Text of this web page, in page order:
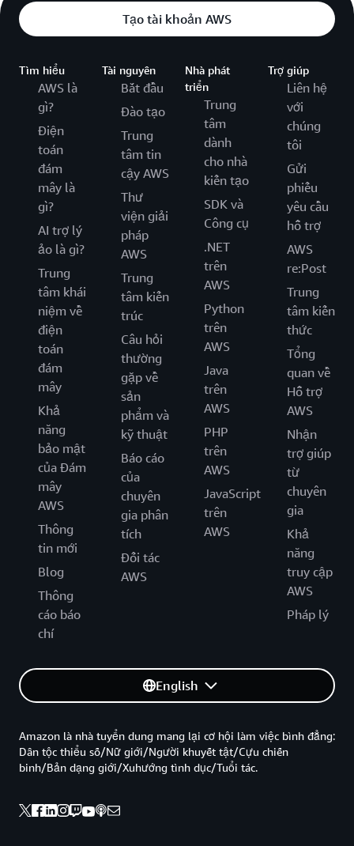
Tạo tài khoản AWS
Tìm hiểu
AWS là
gì?
Điện
toán
đám
mây là
gì?
AI trợ lý
ảo là gì?
Trung
tâm khái
niệm về
điện
toán
đám
mây
Khả
năng
bảo mật
của Đám
mây
AWS
Thông
tin mới
Blog
Thông
cáo báo
chí
Tài nguyên
Bắt đầu
Đào tạo
Trung
tâm tin
cậy AWS
Thư
viện giải
pháp
AWS
Trung
tâm kiến
trúc
Câu hỏi
thường
gặp về
sản
phẩm và
kỹ thuật
Báo cáo
của
chuyên
gia phân
tích
Đối tác
AWS
Nhà phát
triển
Trung
tâm
dành
cho nhà
kiến tạo
SDK và
Công cụ
.NET
trên
AWS
Python
trên
AWS
Java
trên
AWS
PHP
trên
AWS
JavaScript
trên
AWS
Trợ giúp
Liên hệ
với
chúng
tôi
Gửi
phiếu
yêu cầu
hỗ trợ
AWS
re:Post
Trung
tâm kiến
thức
Tổng
quan về
Hỗ trợ
AWS
Nhận
trợ giúp
từ
chuyên
gia
Khả
năng
truy cập
AWS
Pháp lý
English
Amazon là nhà tuyển dung mang lại cơ hội làm việc bình đẳng:
Dân tộc thiểu số/Nữ giới/Người khuyết tật/Cựu chiến
binh/Bản dạng giới/Xuhướng tình dục/Tuổi tác.